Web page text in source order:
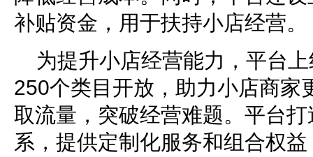
补贴资金，用于扶持小店经营。
为提升小店经营能力，平台
250个类目开放，助力小店商家
取流量，突破经营难题。平台打
系，提供定制化服务和组合权